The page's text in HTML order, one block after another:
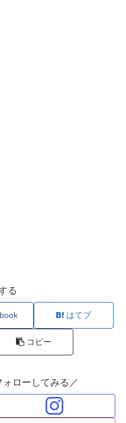
る
はてブ
コピー
ローしてみる／